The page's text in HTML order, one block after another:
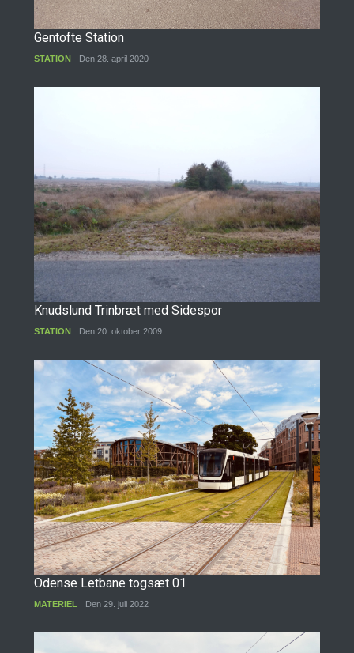
Gentofte Station
STATION Den 28. april 2020
Knudslund Trinbræt med Sidespor
STATION Den 20. oktober 2009
Odense Letbane togsæt 01
MATERIEL Den 29. juli 2022